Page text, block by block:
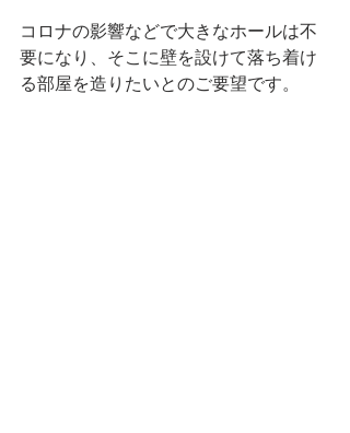
コロナの影響などで大きなホールは不
要になり、そこに壁を設けて落ち着け
る部屋を造りたいとのご要望です。